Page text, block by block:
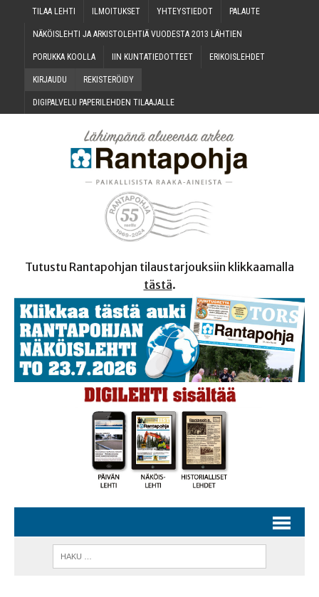
TILAA LEH­TI ILMOI­TUK­SET YHTEYS­TIE­DOT PALAU­TE
NÄKÖIS­LEH­TI JA ARKIS­TO­LEH­TIÄ VUO­DES­TA 2013 LÄHTIEN
PORUK­KA KOOLLA IIN KUN­TA­TIE­DOT­TEET ERI­KOIS­LEH­DET
KIR­JAU­DU REKIS­TE­RÖI­DY
DIGI­PAL­VE­LU PAPE­RI­LEH­DEN TILAAJALLE
Tutustu Rantapohjan tilaustarjouksiin klikkaamalla
tästä.